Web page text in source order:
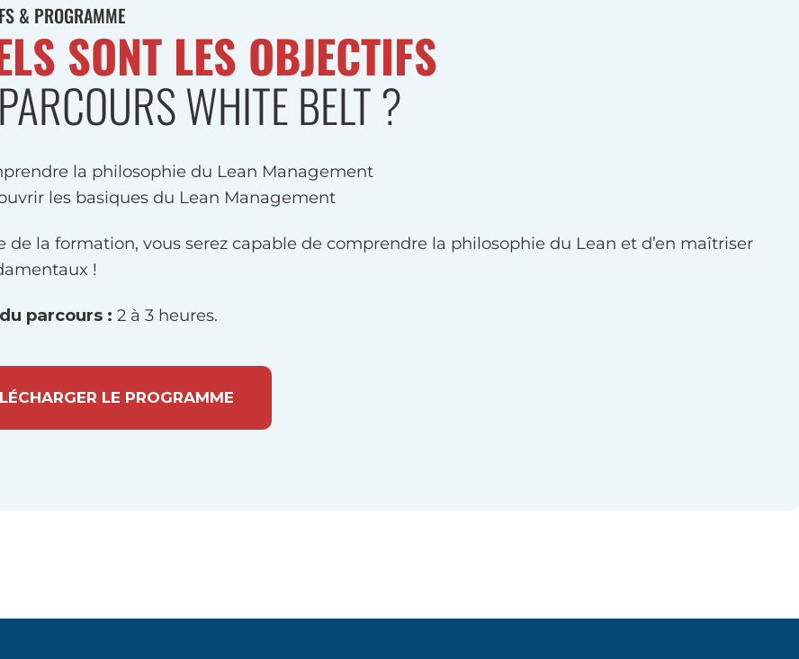
& PROGRAMME
SONT LES OBJECTIFS
WHITE BELT ?
la philosophie du Lean Management
les basiques du Lean Management
de la formation, vous serez capable de comprendre la philosophie du Lean et d’en maîtriser
!
parcours : 2 à 3 heures.
LE PROGRAMME